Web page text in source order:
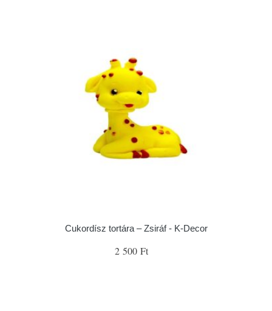
Cukordísz tortára – Zsiráf - K-Decor
2 500 Ft